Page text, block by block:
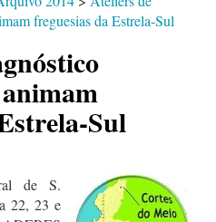
freguesias da Estrela-Sul
Sul
de S.
22, 23 e